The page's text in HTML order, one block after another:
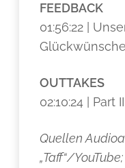
FEEDBACK
01:56:22 |
Glückwünsche
OUTTAKES
02:10:24 | Part
Quellen
„Taff“/